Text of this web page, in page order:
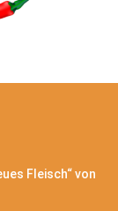
Fleisch“ von